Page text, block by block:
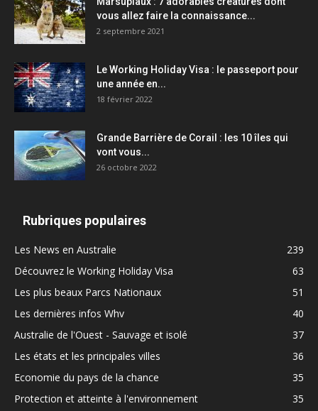
vous allez faire la connaissance...
2 septembre 2021
Le Working Holiday Visa : le passeport pour
une année en...
18 février 2022
Grande Barrière de Corail : les 10 îles qui
vont vous...
26 octobre 2022
Rubriques populaires
Les News en Australie
239
Découvrez le Working Holiday Visa
63
Les plus beaux Parcs Nationaux
51
Les dernières infos Whv
40
Australie de l'Ouest - Sauvage et isolé
37
Les états et les principales villes
36
Economie du pays de la chance
35
Protection et atteinte à l'environnement
35